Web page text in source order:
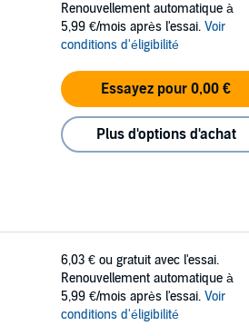
Renouvellement automatique à
5,99 €/mois après l'essai. Voir
conditions d'éligibilité
Essayez pour 0,00 €
Plus d'options d'achat
6,03 € ou gratuit avec l'essai.
Renouvellement automatique à
5,99 €/mois après l'essai. Voir
conditions d'éligibilité